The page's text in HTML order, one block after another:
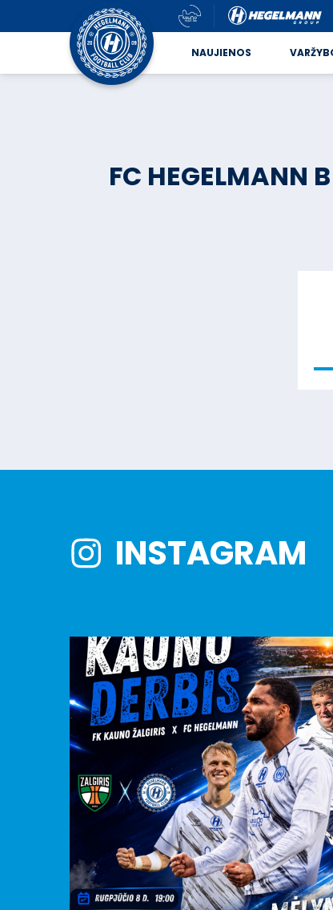
NAUJIENOS
FC HEGELMANN B
INSTAGRAM